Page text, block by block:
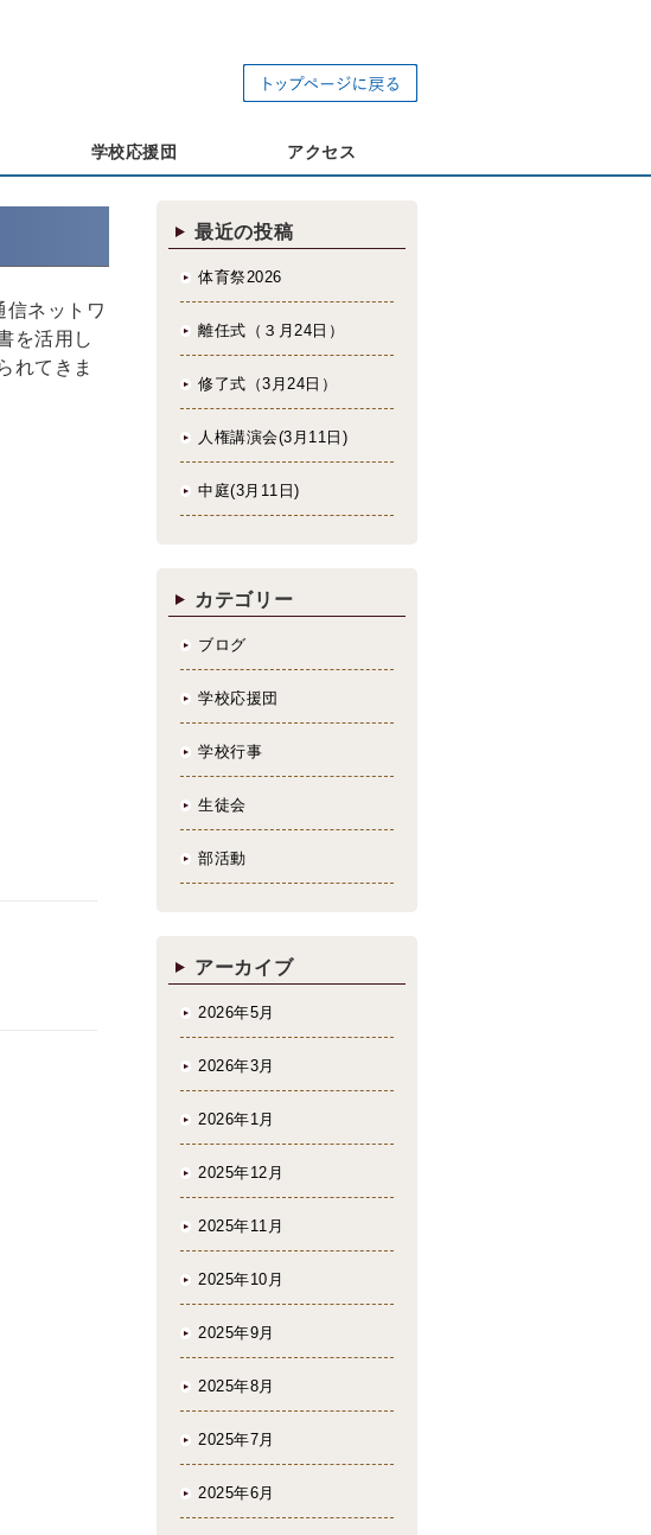
学校応援団 アクセス
信ネットワ
を活用し
れてきま
最近の投稿
体育祭2026
離任式（３月24日）
修了式（3月24日）
人権講演会(3月11日)
中庭(3月11日)
カテゴリー
ブログ
学校応援団
学校行事
生徒会
部活動
アーカイブ
2026年5月
2026年3月
2026年1月
2025年12月
2025年11月
2025年10月
2025年9月
2025年8月
2025年7月
2025年6月